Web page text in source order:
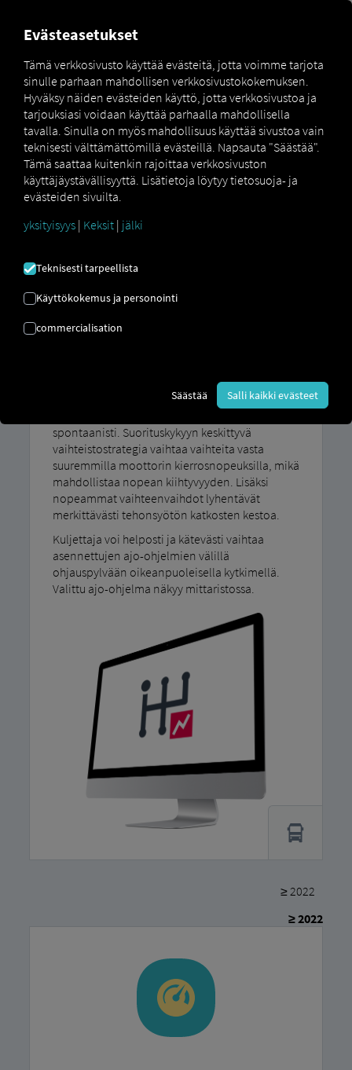
Marketplace
MAN
DigitalServices
MAN
Now
MAN TipMatic
Performance
SUORITUSKYKY
Ajo-ohjelma: Dynaaminen ajo ja
Ajo-ohjelmamme MAN TipMatic Suorituskyky
varmistaa dynaamisen ajamisen aina, kun
spontaanisti. Suorituskykyyn keskittyvä
vaihteistostrategia vaihtaa vaihteita vasta
suuremmilla moottorin kierrosnopeuksilla, mikä
mahdollistaa nopean kiihtyvyyden. Lisäksi
nopeammat vaihteenvaihdot lyhentävät
merkittävästi tehonsyötön katkosten kestoa.
Kuljettaja voi helposti ja kätevästi vaihtaa
asennettujen ajo-ohjelmien välillä
ohjauspylvään oikeanpuoleisella kytkimellä.
Valittu ajo-ohjelma näkyy mittaristossa.
≥ 2022
≥ 2022
Evästeasetukset
Tämä verkkosivusto käyttää evästeitä, jotta voimme tarjota
sinulle parhaan mahdollisen verkkosivustokokemuksen.
Hyväksy näiden evästeiden käyttö, jotta verkkosivustoa ja
tarjouksiasi voidaan käyttää parhaalla mahdollisella
tavalla. Sinulla on myös mahdollisuus käyttää sivustoa vain
teknisesti välttämättömillä evästeillä. Napsauta "Säästää".
Tämä saattaa kuitenkin rajoittaa verkkosivuston
käyttäjäystävällisyyttä. Lisätietoja löytyy tietosuoja- ja
evästeiden sivuilta.
yksityisyys | Keksit | jälki
Teknisesti tarpeellista
Käyttökokemus ja personointi
commercialisation
Säästää Salli kaikki evästeet